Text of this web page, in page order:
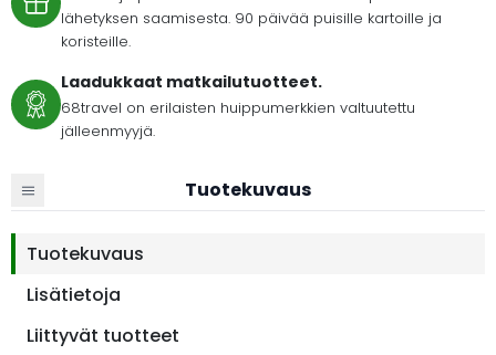
lähetyksen saamisesta. 90 päivää puisille kartoille ja
koristeille.
Laadukkaat matkailutuotteet.
68travel on erilaisten huippumerkkien valtuutettu
jälleenmyyjä.
Tuotekuvaus
Tuotekuvaus
Lisätietoja
Liittyvät tuotteet